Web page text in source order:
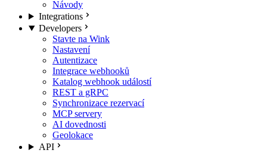
Návody
Integrations
Developers
Stavte na Wink
Nastavení
Autentizace
Integrace webhooků
Katalog webhook událostí
REST a gRPC
Synchronizace rezervací
MCP servery
AI dovednosti
Geolokace
API